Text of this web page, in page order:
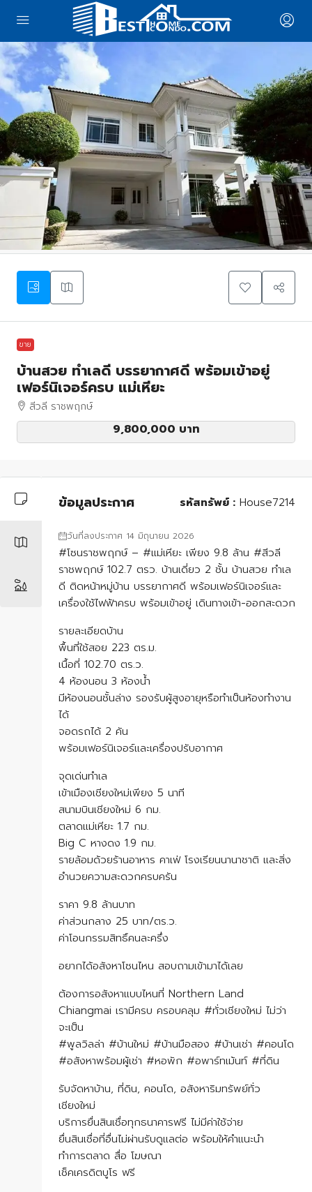
ขาย
บ้านสวย ทำเลดี บรรยากาศดี พร้อมเข้าอยู่
เฟอร์นิเจอร์ครบ แม่เหียะ
สีวลี ราชพฤกษ์
9,800,000 บาท
ข้อมูลประกาศ รหัสทรัพย์ : House7214
วันที่ลงประกาศ 14 มิถุนายน 2026
#โซนราชพฤกษ์ – #แม่เหียะ เพียง 9.8 ล้าน #สีวลี
ราชพฤกษ์ 102.7 ตรว. บ้านเดี่ยว 2 ชั้น บ้านสวย ทำเล
ดี ติดหน้าหมู่บ้าน บรรยากาศดี พร้อมเฟอร์นิเจอร์และ
เครื่องใช้ไฟฟ้าครบ พร้อมเข้าอยู่ เดินทางเข้า-ออกสะดวก
รายละเอียดบ้าน
พื้นที่ใช้สอย 223 ตร.ม.
เนื้อที่ 102.70 ตร.ว.
4 ห้องนอน 3 ห้องน้ำ
มีห้องนอนชั้นล่าง รองรับผู้สูงอายุหรือทำเป็นห้องทำงาน
ได้
จอดรถได้ 2 คัน
พร้อมเฟอร์นิเจอร์และเครื่องปรับอากาศ
จุดเด่นทำเล
เข้าเมืองเชียงใหม่เพียง 5 นาที
สนามบินเชียงใหม่ 6 กม.
ตลาดแม่เหียะ 1.7 กม.
Big C หางดง 1.9 กม.
รายล้อมด้วยร้านอาหาร คาเฟ่ โรงเรียนนานาชาติ และสิ่ง
อำนวยความสะดวกครบครัน
ราคา 9.8 ล้านบาท
ค่าส่วนกลาง 25 บาท/ตร.ว.
ค่าโอนกรรมสิทธิ์คนละครึ่ง
อยากได้อสังหาโซนไหน สอบถามเข้ามาได้เลย
ต้องการอสังหาแบบไหนที่ Northern Land
Chiangmai เรามีครบ ครอบคลุม #ทั่วเชียงใหม่ ไม่ว่า
จะเป็น
#พูลวิลล่า #บ้านใหม่ #บ้านมือสอง #บ้านเช่า #คอนโด
#อสังหาพร้อมผู้เช่า #หอพัก #อพาร์ทเม้นท์ #ที่ดิน
รับจัดหาบ้าน, ที่ดิน, คอนโด, อสังหาริมทรัพย์ทั่ว
เชียงใหม่
บริการยื่นสินเชื่อทุกธนาคารฟรี ไม่มีค่าใช้จ่าย
ยื่นสินเชื่อที่อื่นไม่ผ่านรับดูแลต่อ พร้อมให้คำแนะนำ
ทำการตลาด สื่อ โฆษณา
เช็คเครดิตบูโร ฟรี